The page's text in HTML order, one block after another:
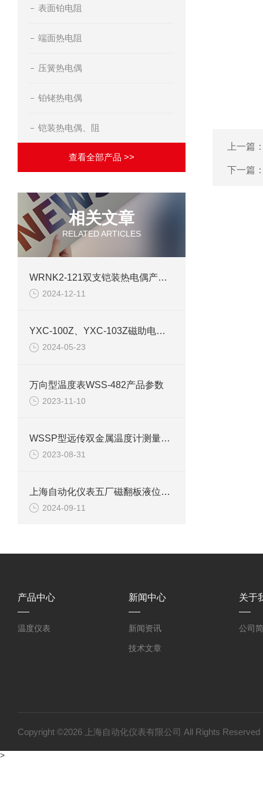
表面铂电阻
端面热电阻
压簧热电偶
铂铑热电偶
铠装热电偶、阻
查看全部产品 >>
相关文章
RELATED ARTICLES
WRNK2-121双支铠装热电偶产品详情
2024-12-11
YXC-100Z、YXC-103Z磁助电接点压力表产品介绍
2024-05-23
万向型温度表WSS-482产品参数
2023-11-10
WSSP型远传双金属温度计测量特点介绍
2023-08-31
上海自动化仪表五厂磁翻板液位计检查装置
2024-09-11
上一篇
下一篇
产品中心
温度仪表
新闻中心
新闻资讯
技术文章
关于
公司
Copyright ©2026 上海自动化仪表有限公司 All Rights
>